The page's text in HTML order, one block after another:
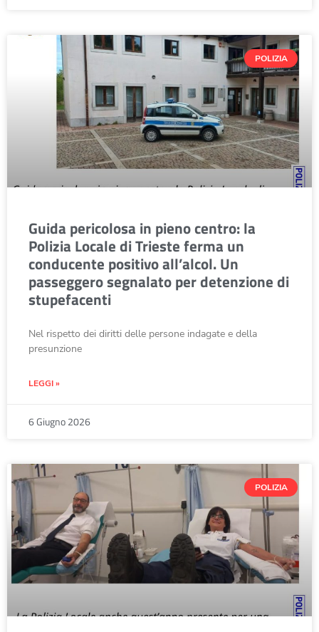
POLIZIA
Guida pericolosa in pieno centro: la
Polizia Locale di Trieste ferma un
conducente positivo all’alcol. Un
passeggero segnalato per detenzione di
stupefacenti
Nel rispetto dei diritti delle persone indagate e della
presunzione
LEGGI »
6 Giugno 2026
POLIZIA